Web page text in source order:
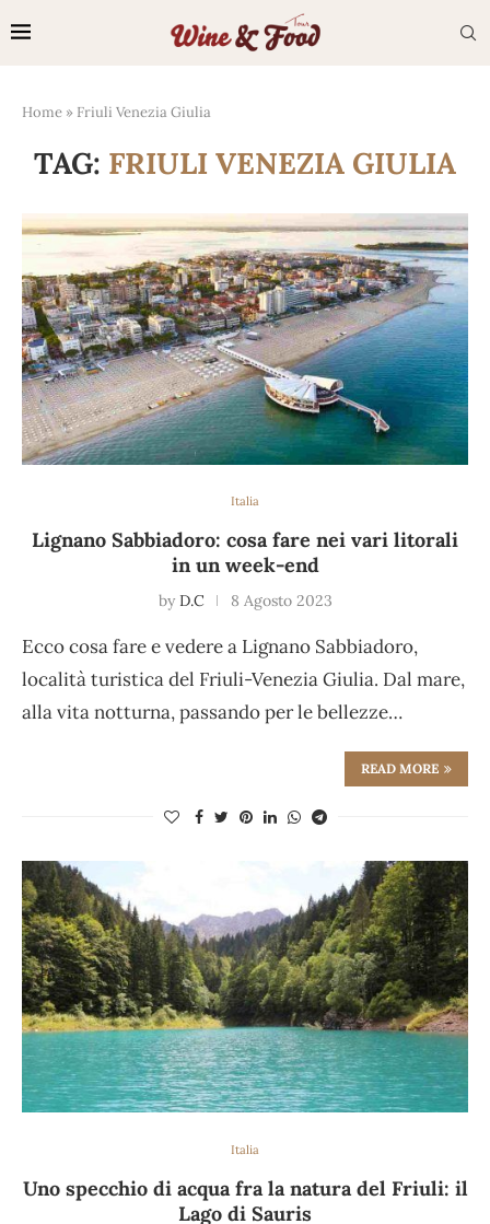
Home » Friuli Venezia Giulia
TAG: FRIULI VENEZIA GIULIA
Italia
Lignano Sabbiadoro: cosa fare nei vari litorali
in un week-end
by D.C 8 Agosto 2023
Ecco cosa fare e vedere a Lignano Sabbiadoro,
località turistica del Friuli-Venezia Giulia. Dal mare,
alla vita notturna, passando per le bellezze…
READ MORE
Italia
Uno specchio di acqua fra la natura del Friuli: il
Lago di Sauris